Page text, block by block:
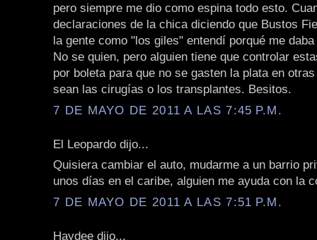
pero siempre me dio como espina todo esto.
declaraciones de la chica diciendo que Bustos
la gente como "los giles" entendí porqué me
No se quien, pero alguien tiene que controlar
por boleta para que no se gasten la plata en
sean las cirugías o los transplantes. Besitos.
7 DE MAYO DE 2011 A LAS 7:45 P.M.
El Leopardo dijo...
Quisiera cambiar el auto, mudarme a un barrio
unos días en el caribe, alguien me ayuda con la
7 DE MAYO DE 2011 A LAS 7:51 P.M.
Haydee dijo...